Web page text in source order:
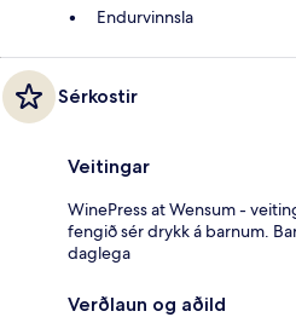
Endurvinnsla
Sérkostir
Veitingar
WinePress at Wensum -
fengið sér drykk á barnum.
daglega
Verðlaun og aðild